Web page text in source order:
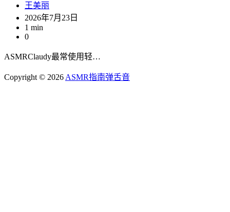
王美丽
2026年7月23日
1 min
0
ASMRClaudy最常使用轻…
Copyright © 2026 ASMR指南弹舌音